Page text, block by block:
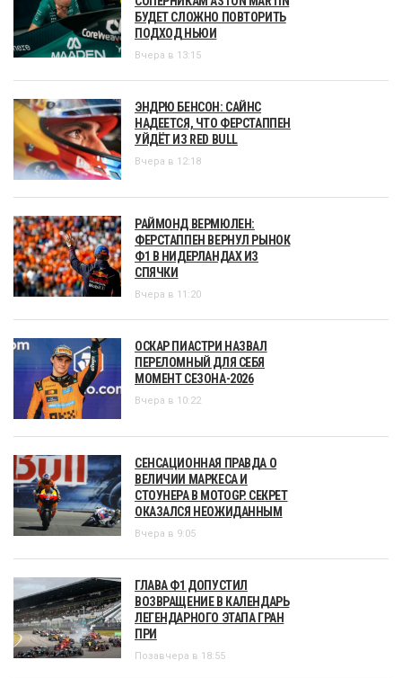
БУДЕТ СЛОЖНО ПОВТОРИТЬ
ПОДХОД НЬЮИ
Вчера в 13:15
ЭНДРЮ БЕНСОН: САЙНС
НАДЕЕТСЯ, ЧТО ФЕРСТАППЕН
УЙДЁТ ИЗ RED BULL
Вчера в 12:18
РАЙМОНД ВЕРМЮЛЕН:
ФЕРСТАППЕН ВЕРНУЛ РЫНОК
Ф1 В НИДЕРЛАНДАХ ИЗ
СПЯЧКИ
Вчера в 11:20
ОСКАР ПИАСТРИ НАЗВАЛ
ПЕРЕЛОМНЫЙ ДЛЯ СЕБЯ
МОМЕНТ СЕЗОНА-2026
Вчера в 10:22
СЕНСАЦИОННАЯ ПРАВДА О
ВЕЛИЧИИ МАРКЕСА И
СТОУНЕРА В MOTOGP. СЕКРЕТ
ОКАЗАЛСЯ НЕОЖИДАННЫМ
Вчера в 9:05
ГЛАВА Ф1 ДОПУСТИЛ
ВОЗВРАЩЕНИЕ В КАЛЕНДАРЬ
ЛЕГЕНДАРНОГО ЭТАПА ГРАН
ПРИ
Позавчера в 18:55